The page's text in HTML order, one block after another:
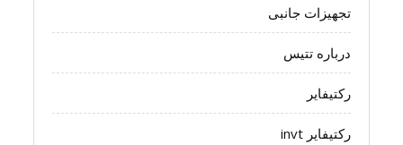
تجهیزات جانبی
درباره تتیس
رکتیفایر
رکتیفایر invt